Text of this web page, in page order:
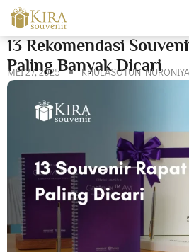
13 Rekomendasi
Paling Banyak Dicari
MEI 27, 2025 KHULASOTUN